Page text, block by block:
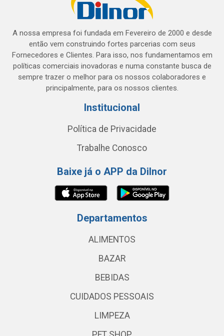
A nossa empresa foi fundada em Fevereiro de 2000 e desde
então vem construindo fortes parcerias com seus
Fornecedores e Clientes. Para isso, nos fundamentamos em
políticas comerciais inovadoras e numa constante busca de
sempre trazer o melhor para os nossos colaboradores e
principalmente, para os nossos clientes.
Institucional
Política de Privacidade
Trabalhe Conosco
Baixe já o APP da Dilnor
Departamentos
ALIMENTOS
BAZAR
BEBIDAS
CUIDADOS PESSOAIS
LIMPEZA